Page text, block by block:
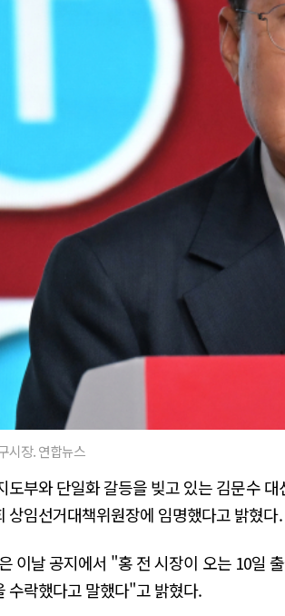
시장. 연합뉴스
도부와 단일화 갈등을 빚고 있는 김문수
상임선거대책위원장에 임명했다고 밝혔
이날 공지에서 "홍 전 시장이 오는 10일
수락했다고 말했다"고 밝혔다.